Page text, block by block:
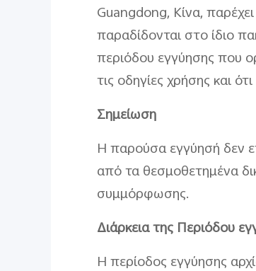
Guangdong, Κίνα,
παραδίδονται στο ίδιο
περιόδου εγγύησης που
τις οδηγίες χρήσης και
Σημείωση
Η παρούσα εγγύησή δεν
από τα θεσμοθετημένα
συμμόρφωσης.
Διάρκεια της Περιόδου
Η περίοδος εγγύησης